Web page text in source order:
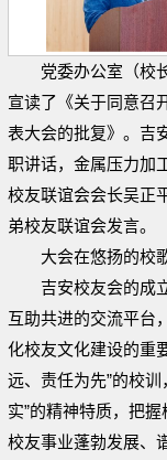
党委办公室（校
宣读了《关于同意召
表大会的批复》。吉
职讲话，金属压力加
校友联谊会会长吴正
弟校友联谊会发言。
大会在悠扬的校
吉安校友会的成
互助共进的交流平台
化校友文化建设的重
远、责任为先”的校
实”的精神特质，把
校友事业蓬勃发展、